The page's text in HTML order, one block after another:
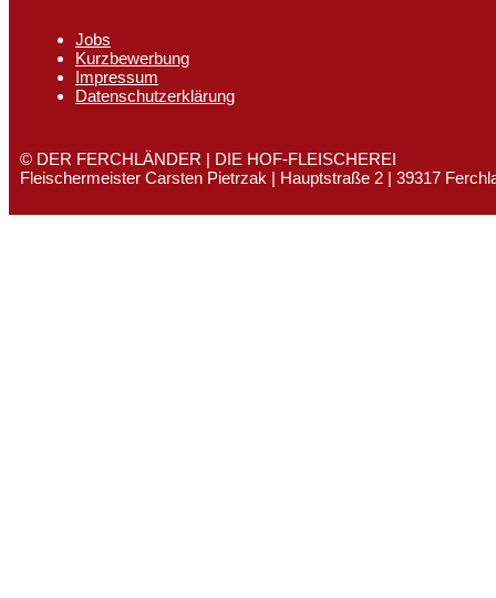
Jobs
Kurzbewerbung
Impressum
Datenschutzerklärung
© DER FERCHLÄNDER | DIE HOF-FLEISCHEREI
Fleischermeister Carsten Pietrzak | Hauptstraße 2 | 39317